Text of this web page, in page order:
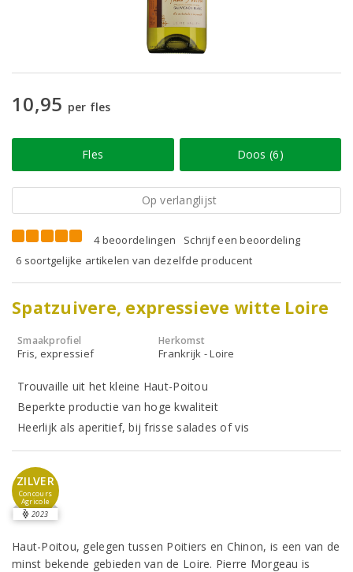
10,95 per fles
Fles Doos (6)
Op verlanglijst
4 beoordelingen
Schrijf een beoordeling
6 soortgelijke artikelen van dezelfde producent
Spatzuivere, expressieve witte Loire
Smaakprofiel
Fris, expressief
Herkomst
Frankrijk - Loire
Trouvaille uit het kleine Haut-Poitou
Beperkte productie van hoge kwaliteit
Heerlijk als aperitief, bij frisse salades of vis
ZILVER
Concours
Agricole
2023
Haut-Poitou, gelegen tussen Poitiers en Chinon, is een van de
minst bekende gebieden van de Loire. Pierre Morgeau is